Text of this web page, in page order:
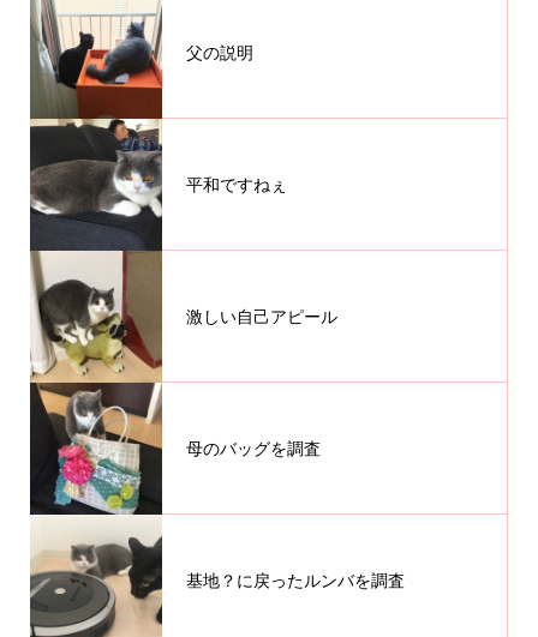
父の説明
平和ですねぇ
激しい自己アピール
母のバッグを調査
基地？に戻ったルンバを調査